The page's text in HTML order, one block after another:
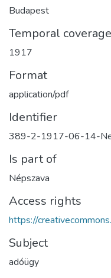
Budapest
Temporal coverage
1917
Format
application/pdf
Identifier
389-2-1917-06-14-
Is part of
Népszava
Access rights
https://
Subject
adóügy